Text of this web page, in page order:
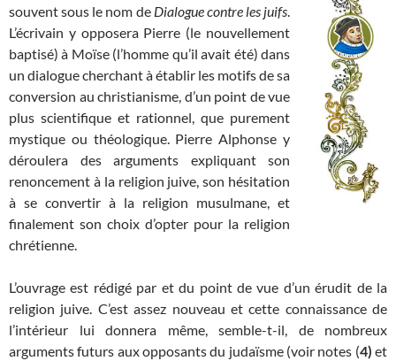
souvent sous le nom de Dialogue contre les juifs.
L’écrivain y opposera Pierre (le nouvellement
baptisé) à Moïse (l’homme qu’il avait été) dans
un dialogue cherchant à établir les motifs de sa
conversion au christianisme, d’un point de vue
plus scientifique et rationnel, que purement
mystique ou théologique. Pierre Alphonse y
déroulera des arguments expliquant son
renoncement à la religion juive, son hésitation
à se convertir à la religion musulmane, et
finalement son choix d’opter pour la religion
chrétienne.
L’ouvrage est rédigé par et du point de vue d’un érudit de la
religion juive. C’est assez nouveau et cette connaissance de
l’intérieur lui donnera même, semble-t-il, de nombreux
arguments futurs aux opposants du judaïsme (voir notes (4)et